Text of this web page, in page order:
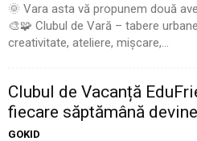
🌞 Vara asta vă propunem două
🎨🧩 Clubul de Vară – tabere
creativitate, ateliere, mișcare,...
Clubul de Vacanță
fiecare săptămână
GOKID